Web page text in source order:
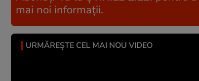
mai noi informații.
URMĂREȘTE CEL MAI NOU VIDEO